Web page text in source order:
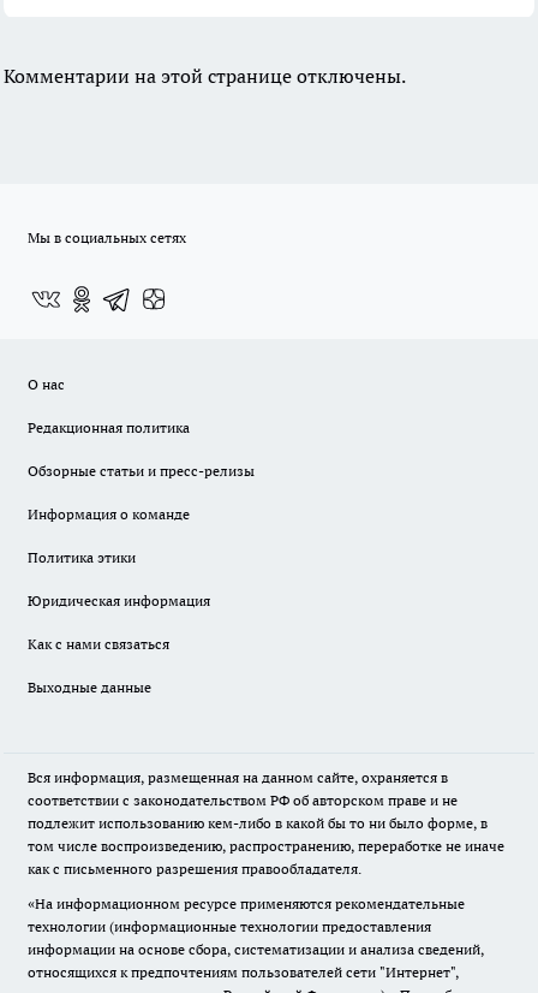
Комментарии на этой странице отключены.
Мы в социальных сетях
О нас
Редакционная политика
Обзорные статьи и пресс-релизы
Информация о команде
Политика этики
Юридическая информация
Как с нами связаться
Выходные данные
Вся информация, размещенная на данном сайте, охраняется в
соответствии с законодательством РФ об авторском праве и не
подлежит использованию кем-либо в какой бы то ни было форме, в
том числе воспроизведению, распространению, переработке не иначе
как с письменного разрешения правообладателя.
«На информационном ресурсе применяются рекомендательные
технологии (информационные технологии предоставления
информации на основе сбора, систематизации и анализа сведений,
относящихся к предпочтениям пользователей сети "Интернет",